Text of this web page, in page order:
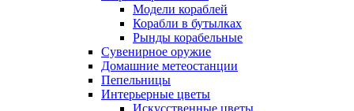
Модели кораблей
Корабли в бутылках
Рынды корабельные
Сувенирное оружие
Домашние метеостанции
Пепельницы
Интерьерные цветы
Искусственные цветы